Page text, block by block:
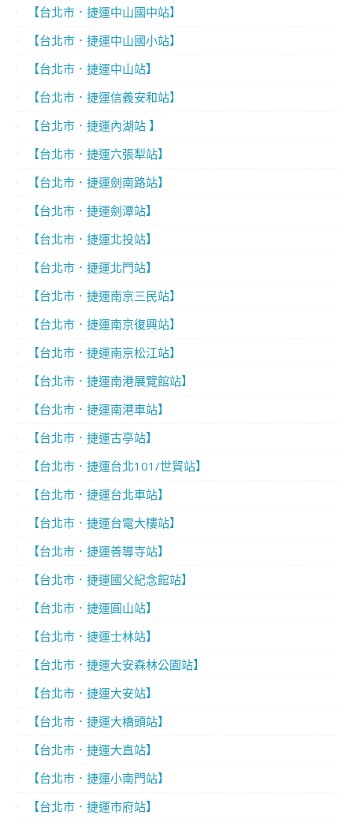
【台北市．捷運中山國中站】
【台北市．捷運中山國小站】
【台北市．捷運中山站】
【台北市．捷運信義安和站】
【台北市．捷運內湖站 】
【台北市．捷運六張犁站】
【台北市．捷運劍南路站】
【台北市．捷運劍潭站】
【台北市．捷運北投站】
【台北市．捷運北門站】
【台北市．捷運南京三民站】
【台北市．捷運南京復興站】
【台北市．捷運南京松江站】
【台北市．捷運南港展覽館站】
【台北市．捷運南港車站】
【台北市．捷運古亭站】
【台北市．捷運台北101/世貿站】
【台北市．捷運台北車站】
【台北市．捷運台電大樓站】
【台北市．捷運善導寺站】
【台北市．捷運國父紀念館站】
【台北市．捷運圓山站】
【台北市．捷運士林站】
【台北市．捷運大安森林公園站】
【台北市．捷運大安站】
【台北市．捷運大橋頭站】
【台北市．捷運大直站】
【台北市．捷運小南門站】
【台北市．捷運市府站】